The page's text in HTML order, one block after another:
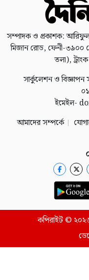
সম্পাদক ও প্রকাশক:
মিজান রোড, ফেনী-৩৯০০
তলা),
সার্কুলেশন ও
ইমেইল-
আমাদের সম্পর্কে
কপিরাইট © ২০২৬